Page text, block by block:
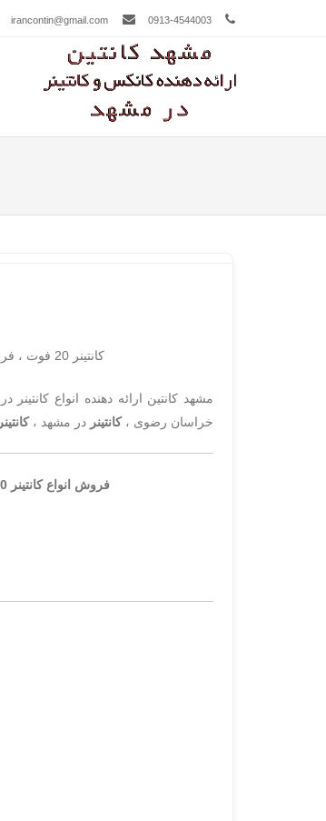
0913-4544003
irancontin@gmail.com
کانتینر 20 فوت ، فروش کانتینر های 20 فوت ، قیمت انواع کانتینر بیست فوت ، فروش کانتینر 2.5*6
خراسان رضوی ،کانتینر در مشهد ،کانتینر
فروش انواع کانتینر 20 فوت سقف باز ( اُپن تاپ = open top ) ، کانتینر های ارتفاع بلند و ارتفاع کوتاه